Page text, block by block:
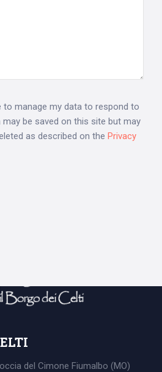
to manage my data to respond to
be saved on this site but may
as described on the Privacy
del Cimone Fiumalbo (MO)